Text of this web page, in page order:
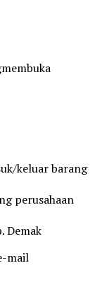
keluar barang
perusahaan
Demak
mail